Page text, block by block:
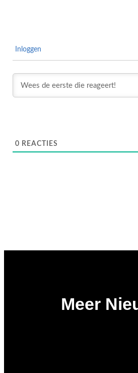
Inloggen
0 REACTIES
Meer